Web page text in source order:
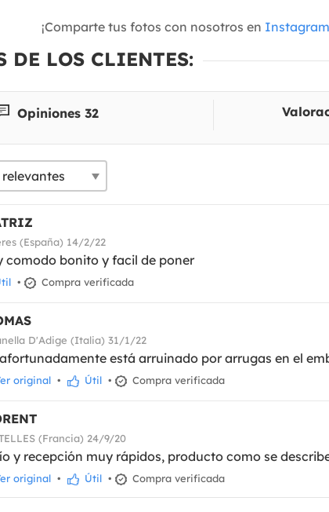
¡Comparte tus fotos con nosotros en Instagram
DE LOS CLIENTES:
Opiniones 32
(España) 14/2/22
comodo bonito y facil de poner
• Compra verificada
D'Adige (Italia) 31/1/22
está arruinado por arrugas en el
original • Útil • Compra verificada
(Francia) 24/9/20
y recepción muy rápidos, producto como se
original • Útil • Compra verificada